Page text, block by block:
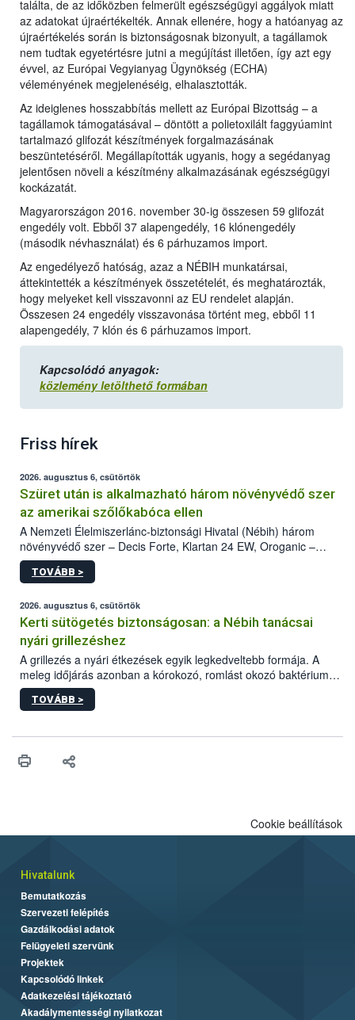
találta, de az időközben felmerült egészségügyi aggályok miatt
az adatokat újraértékelték. Annak ellenére, hogy a hatóanyag az
újraértékelés során is biztonságosnak bizonyult, a tagállamok
nem tudtak egyetértésre jutni a megújítást illetően, így azt egy
évvel, az Európai Vegyianyag Ügynökség (ECHA)
véleményének megjelenéséig, elhalasztották.
Az ideiglenes hosszabbítás mellett az Európai Bizottság – a
tagállamok támogatásával – döntött a polietoxilált faggyúamint
tartalmazó glifozát készítmények forgalmazásának
beszüntetéséről. Megállapították ugyanis, hogy a segédanyag
jelentősen növeli a készítmény alkalmazásának egészségügyi
kockázatát.
Magyarországon 2016. november 30-ig összesen 59 glifozát
engedély volt. Ebből 37 alapengedély, 16 klónengedély
(második névhasználat) és 6 párhuzamos import.
Az engedélyező hatóság, azaz a NÉBIH munkatársai,
áttekintették a készítmények összetételét, és meghatározták,
hogy melyeket kell visszavonni az EU rendelet alapján.
Összesen 24 engedély visszavonása történt meg, ebből 11
alapengedély, 7 klón és 6 párhuzamos import.
Kapcsolódó anyagok:
közlemény letölthető formában
Friss hírek
2026. augusztus 6, csütörtök
Szüret után is alkalmazható három növényvédő szer
az amerikai szőlőkabóca ellen
A Nemzeti Élelmiszerlánc-biztonsági Hivatal (Nébih) három
növényvédő szer – Decis Forte, Klartan 24 EW, Oroganic –
engedélyokiratát módosította, így azok a szüretet követően,
egészen a vesszőérettség (BBCH 91) stádiumáig
érésű szőlőkben is legyen lehetőség a károsító elleni további
védekezésre. Az Oroganic készítmény kis kiszerelésben kiskerti
felhasználók számára is elérhető és ökológiai termesztésben is
engedélyezett.
TOVÁBB >
2026. augusztus 6, csütörtök
Kerti sütögetés biztonságosan: a Nébih tanácsai
nyári grillezéshez
A grillezés a nyári étkezések egyik legkedveltebb formája. A
meleg időjárás azonban a kórokozó, romlást okozó baktériumok
gyorsabb szaporodásának is kedvez. A szabadtéri sütögetés
ezért nem csupán a megfelelő sütési technikáról szól: legalább
higiéniai szabályok betartása, a megfelelő hőkezelés, valamint a
biztonsági Hivatal (Nébih) Oktatási Programja összegyűjtötte a
TOVÁBB >
Cookie beállítások
Hivatalunk
Bemutatkozás
Szervezeti felépítés
Gazdálkodási adatok
Felügyeleti szervünk
Projektek
Kapcsolódó linkek
Adatkezelési tájékoztató
Akadálymentességi nyilatkozat